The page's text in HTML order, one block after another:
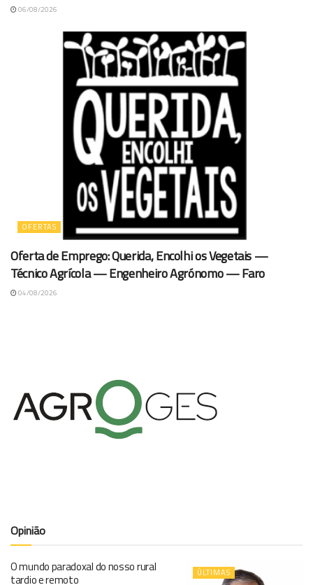
06/08/2026
OFERTAS
Oferta de Emprego: Querida, Encolhi os Vegetais —
Técnico Agrícola — Engenheiro Agrónomo — Faro
04/08/2026
Opinião
ÚLTIMAS
O mundo paradoxal do nosso rural
tardio e remoto